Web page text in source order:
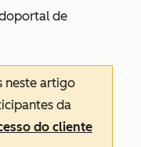
portal de
neste artigo
da
do cliente